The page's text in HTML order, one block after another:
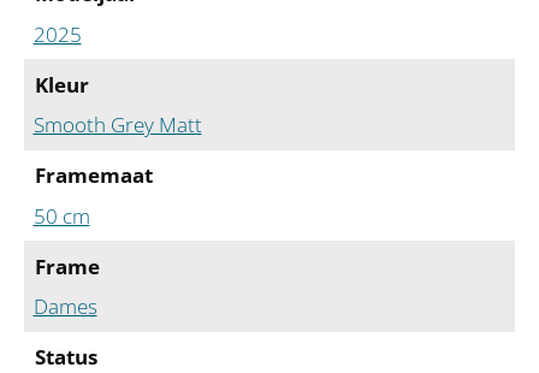
2025
Kleur
Smooth Grey Matt
Framemaat
50 cm
Frame
Dames
Status